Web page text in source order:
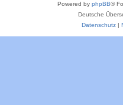
Powered by phpBB®
Deutsche
Datenschutz|